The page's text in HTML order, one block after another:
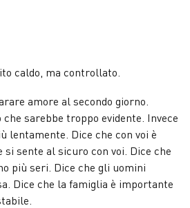
caldo, ma controllato.
amore al secondo giorno.
sarebbe troppo evidente. Invece
lentamente. Dice che con voi è
sente al sicuro con voi. Dice che
più seri. Dice che gli uomini
Dice che la famiglia è importante